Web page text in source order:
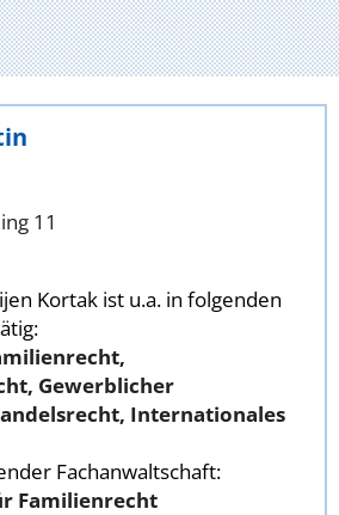
11
Kortak ist u.a. in folgenden
Gewerblicher
Internationales
Fachanwaltschaft:
Familienrecht